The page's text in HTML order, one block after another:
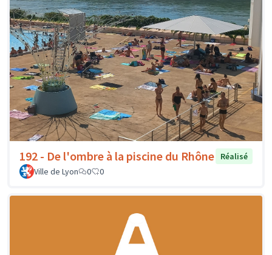
192 - De l'ombre à la piscine du Rhône
Réalisé
Ville de Lyon
0 0